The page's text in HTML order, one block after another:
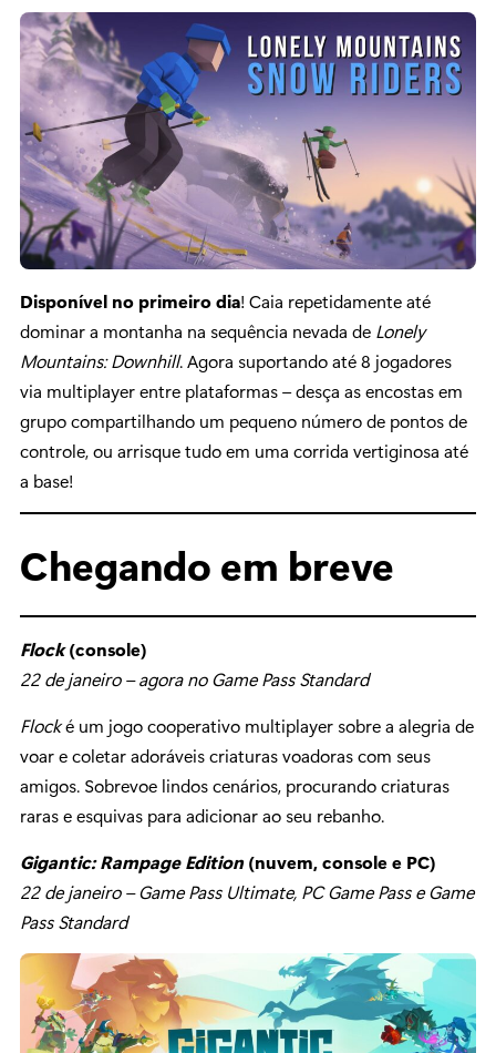
Disponível no primeiro dia! Caia repetidamente até
dominar a montanha na sequência nevada de Lonely
Mountains: Downhill. Agora suportando até 8 jogadores
via multiplayer entre plataformas – desça as encostas em
grupo compartilhando um pequeno número de pontos de
controle, ou arrisque tudo em uma corrida vertiginosa até
a base!
Chegando em breve
Flock(console)
22 de janeiro – agora no Game Pass Standard
Flocké um jogo cooperativo multiplayer sobre a alegria de
voar e coletar adoráveis criaturas voadoras com seus
amigos. Sobrevoe lindos cenários, procurando criaturas
raras e esquivas para adicionar ao seu rebanho.
Gigantic: Rampage Edition(nuvem, console e PC)
22 de janeiro – Game Pass Ultimate, PC Game Pass e Game
Pass Standard